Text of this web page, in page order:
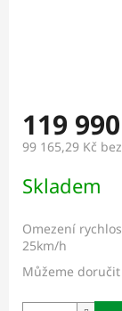
119
99 165,29 Kč
cena:
Skladem
Omezení
25km/h
Můžeme